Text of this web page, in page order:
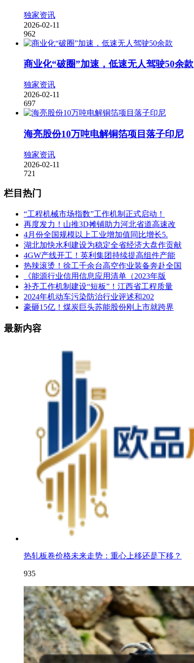
独家资讯
2026-02-11
962
商业化“破圈”加速，低速无人驾驶50余款
独家资讯
2026-02-11
697
海亮股份10万吨电解铜箔项目落子印尼
独家资讯
2026-02-11
721
栏目热门
“工程机械市场指数”工作机制正式启动！
再度发力！山推3D摊铺助力河北省道高速改
4月份全国规模以上工业增加值同比增长5.
湖北加快水利建设为稳定全省经济大盘作贡献
4GW产线开工！英利集团持续提高组件产能
热辣滚烫！徐工千余台高空作业装备奔赴全国
《能源行业信用信息应用清单（2023年版
补齐工作机制建设“短板”！江西省工程质量
2024年机动车污染防治行业评述和202
豪砸15亿！煤炭巨头苏能股份刚上市就跨界
最新内容
热轧板卷价格未来走势：重心上移还是下移？
935